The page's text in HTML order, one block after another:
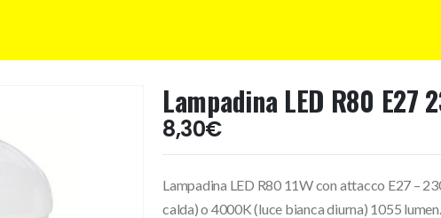
Lampadina LED R80 E27
8,30€
Lampadina LED R80 11W con attacco E27 –
calda) o 4000K (luce bianca diurna) 1055